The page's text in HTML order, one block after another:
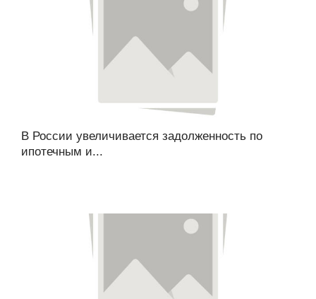
В России увеличивается задолженность по
ипотечным и...